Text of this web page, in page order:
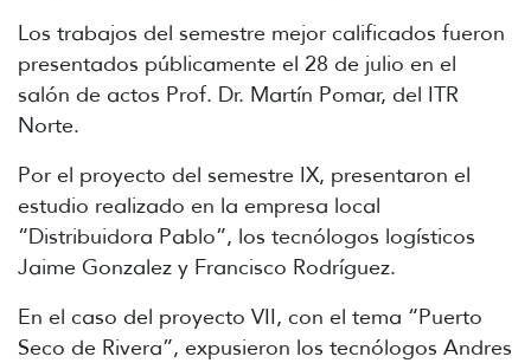
Los trabajos del semestre mejor calificados fueron
presentados públicamente el 28 de julio en el
salón de actos Prof. Dr. Martín Pomar, del ITR
Norte.
Por el proyecto del semestre IX, presentaron el
estudio realizado en la empresa local
“Distribuidora Pablo”, los tecnólogos logísticos
Jaime Gonzalez y Francisco Rodríguez.
En el caso del proyecto VII, con el tema “Puerto
Seco de Rivera”, expusieron los tecnólogos Andres